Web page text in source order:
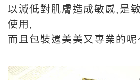
以減低對肌膚造成敏感,是
使用,
而且包裝還美美又專業的呢